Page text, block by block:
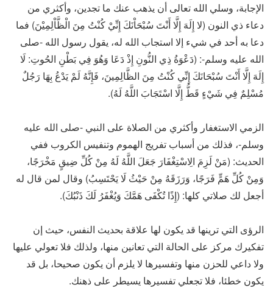
الإجابة، وسلي الله تعالى أن يذهب عنك ما تجدين، وأكثري من
دعاء ذي النون (لا إِلَهَ إِلَّا أَنْتَ سُبْحَاْنَكَ إِنِّيْ كُنْتُ مِنَ الْظَّاْلِمِيْنَ) فما
دعا به أحد في شيء إلا استجاب الله له، يقول رسول الله -صلى
الله عليه وسلم-: (دَعْوَةُ ذِي النُّونِ إِذْ دَعَا وَهُوَ فِي بَطْنِ الحُوتِ: لَا
إِلَهَ إِلَّا أَنْتَ سُبْحَانَكَ إِنِّي كُنْتُ مِنَ الظَّالِمِينَ، فَإِنَّهُ لَمْ يَدْعُ بِهَا رَجُلٌ
مُسْلِمٌ فِي شَيْءٍ قَطُّ إِلَّا اسْتَجَابَ اللَّهُ لَهُ).
الزمي الاستغفار وأكثري من الصلاة على النبي -صلى الله عليه
وسلم-، فذلك من أسباب تفريج الهموم وتنفيس الكروب ففي
الحديث: (مَنْ لَزِمَ الِاسْتِغْفَارَ جَعَلَ اللَّهُ لَهُ مِنْ كُلِّ ضِيقٍ مَخْرَجًا،
وَمِنْ كُلِّ هَمٍّ فَرَجًا، وَرَزَقَهُ مِنْ حَيْثُ لَا يَحْتَسِبُ) وقال لمن قال له
أجعل لك صلاتي كلها: (إِذًا تُكْفَى هَمَّكَ وَيُغْفَرُ لَكَ ذَنْبُكَ).
الرؤى التي ترينها قد يكون لها علاقة بحديث النفس، حيث إن
تفكيرك مركز على الحالة التي تعانين منها، ولذلك فلا تعولي عليها
ولا داعي للحزن منها وتفسيرها لا يلزم أن يكون صحيحا، بل قد
يكون خطئا، فلا تجعلي تفسيرها يسيطر على ذهنك.